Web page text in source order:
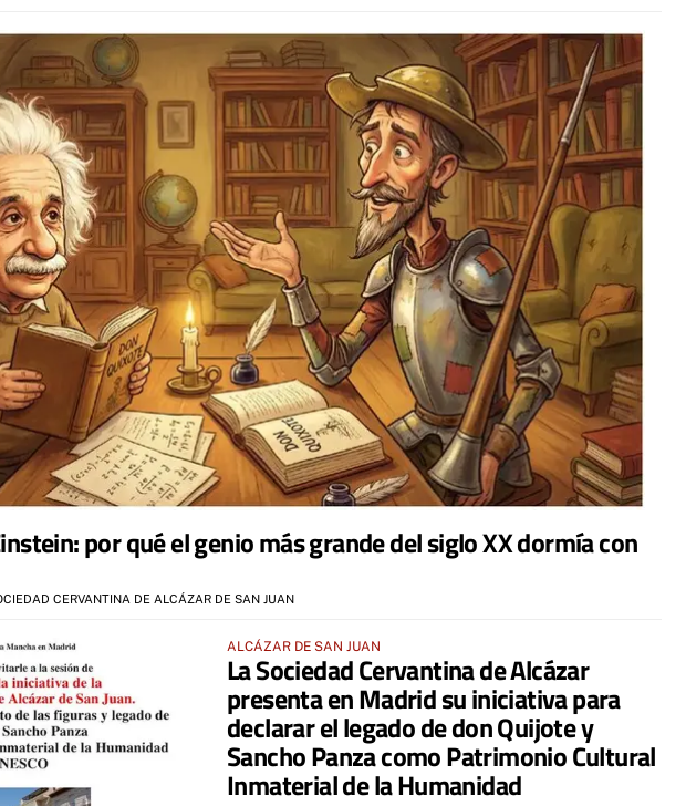
por qué el genio más grande del siglo XX dormía con
CERVANTINA DE ALCÁZAR DE SAN JUAN
ALCÁZAR DE SAN JUAN
La Sociedad Cervantina de Alcázar
presenta en Madrid su iniciativa para
declarar el legado de don Quijote y
Sancho Panza como Patrimonio Cultural
Inmaterial de la Humanidad